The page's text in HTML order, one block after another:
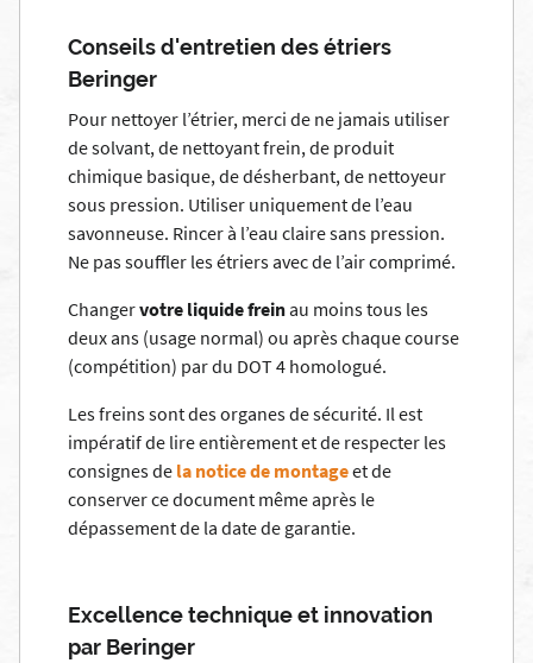
Conseils d'entretien des étriers
Beringer
Pour nettoyer l’étrier, merci de ne jamais utiliser
de solvant, de nettoyant frein, de produit
chimique basique, de désherbant, de nettoyeur
sous pression. Utiliser uniquement de l’eau
savonneuse. Rincer à l’eau claire sans pression.
Ne pas souffler les étriers avec de l’air comprimé.
Changervotre liquide freinau moins tous les
deux ans (usage normal) ou après chaque course
(compétition) par du DOT 4 homologué.
Les freins sont des organes de sécurité. Il est
impératif de lire entièrement et de respecter les
consignes de la notice de montageet de
conserver ce document même après le
dépassement de la date de garantie.
Excellence technique et innovation
par Beringer